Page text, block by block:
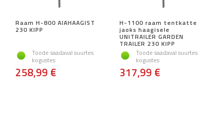
Raam H-800 AIAHAAGIST
230 KIPP
Toode saadaval suurtes
kogustes
258,99 €
H-1100 raam tentkatte
jaoks haagisele
UNITRAILER GARDEN
TRAILER 230 KIPP
Toode saadaval suurtes
kogustes
317,99 €